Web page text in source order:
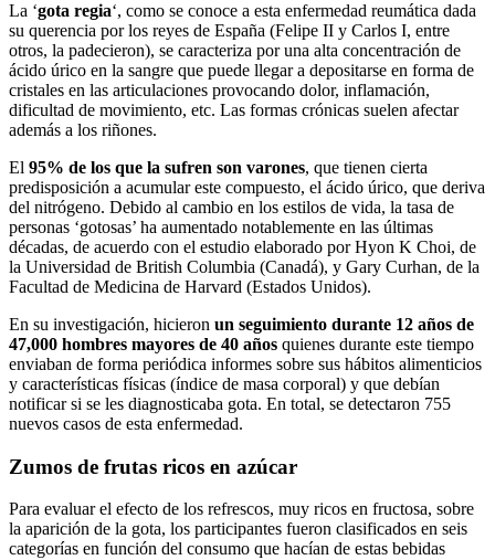
La ‘gota regia‘, como se conoce a esta enfermedad reumática dada
su querencia por los reyes de España (Felipe II y Carlos I, entre
otros, la padecieron), se caracteriza por una alta concentración de
ácido úrico en la sangre que puede llegar a depositarse en forma de
cristales en las articulaciones provocando dolor, inflamación,
dificultad de movimiento, etc. Las formas crónicas suelen afectar
además a los riñones.
El 95% de los que la sufren son varones, que tienen cierta
predisposición a acumular este compuesto, el ácido úrico, que deriva
del nitrógeno. Debido al cambio en los estilos de vida, la tasa de
personas ‘gotosas’ ha aumentado notablemente en las últimas
décadas, de acuerdo con el estudio elaborado por Hyon K Choi, de
la Universidad de British Columbia (Canadá), y Gary Curhan, de la
Facultad de Medicina de Harvard (Estados Unidos).
En su investigación, hicieron un seguimiento durante 12 años de
47,000 hombres mayores de 40 años quienes durante este tiempo
enviaban de forma periódica informes sobre sus hábitos alimenticios
y características físicas (índice de masa corporal) y que debían
notificar si se les diagnosticaba gota. En total, se detectaron 755
nuevos casos de esta enfermedad.
Zumos de frutas ricos en azúcar
Para evaluar el efecto de los refrescos, muy ricos en fructosa, sobre
la aparición de la gota, los participantes fueron clasificados en seis
categorías en función del consumo que hacían de estas bebidas